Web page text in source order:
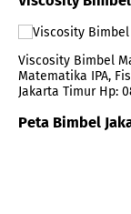
Viscosity Bimbel
Matematika IPA,
Jakarta Timur Hp:
Peta Bimbel